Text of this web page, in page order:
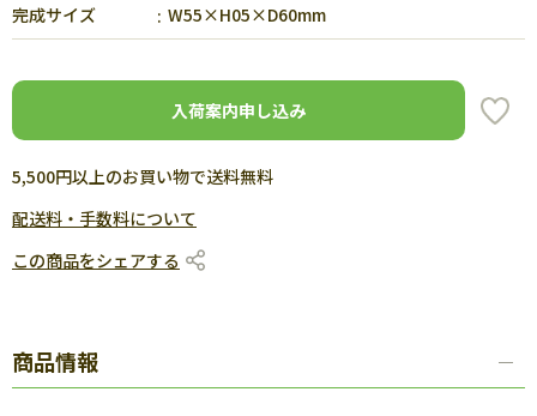
完成サイズ W55×H05×D60mm
入荷案内申し込み
5,500円以上のお買い物で送料無料
配送料・手数料について
この商品をシェアする
商品情報